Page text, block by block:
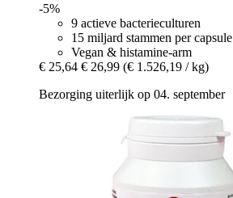
-5%
9 actieve bacterieculturen
15 miljard stammen per capsule
Vegan & histamine-arm
€ 25,64 € 26,99 (€ 1.526,19 / kg)
Bezorging uiterlijk op 04. september